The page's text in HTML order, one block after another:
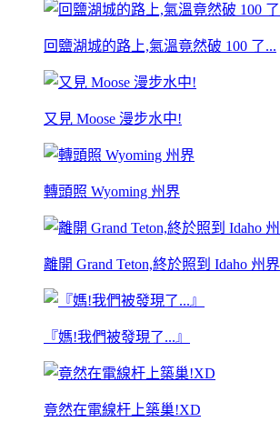
回鹽湖城的路上,氣溫竟然破 100 了...
又見 Moose 漫步水中!
轉頭照 Wyoming 州界
離開 Grand Teton,終於照到 Idaho 州界
『媽!我們被發現了...』
竟然在電線杆上築巢!XD